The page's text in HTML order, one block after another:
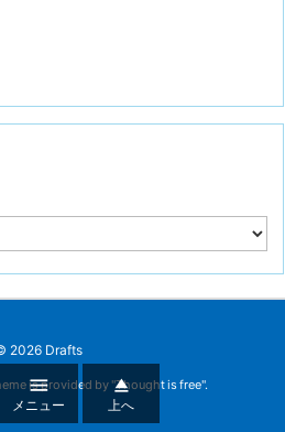
2026 Drafts
is provided by "Thought is free".

メニュー

上へ